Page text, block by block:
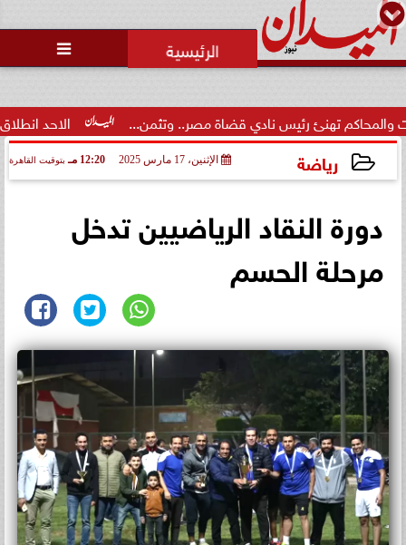

الاحد انطلاق  المرحلة تهنئ رئيس نادي قضاة مصر.. وتثمن...
رياضة الإثنين، 17 مارس 2025 12:20 مـ بتوقيت القاهرة
دورة النقاد الرياضيين تدخل
مرحلة الحسم